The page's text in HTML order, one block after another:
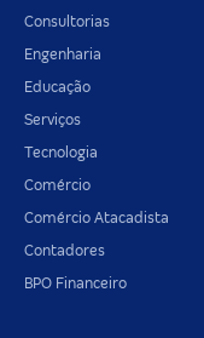
Consultorias
Engenharia
Educação
Serviços
Tecnologia
Comércio
Comércio Atacadista
Contadores
BPO Financeiro